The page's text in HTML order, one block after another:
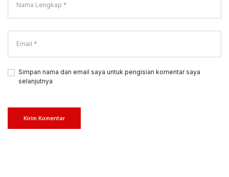
Simpan nama dan email saya untuk pengisian komentar saya
selanjutnya
Kirim Komentar